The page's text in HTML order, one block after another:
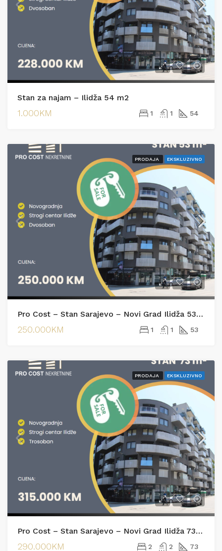
Stan za najam – Ilidža 54 m2
1.000KM 1 1 54
PRODAJA EKSKLUZIVNO
Pro Cost – Stan Sarajevo – Novi Grad Ilidža 53m2
250.000KM 1 1 53
PRODAJA EKSKLUZIVNO
Pro Cost – Stan Sarajevo – Novi Grad Ilidža 73m²
290.000KM 2 2 73